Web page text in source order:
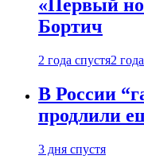
«Первый
Бортич
2 года спустя2
В России
продлили
3 дня спустя